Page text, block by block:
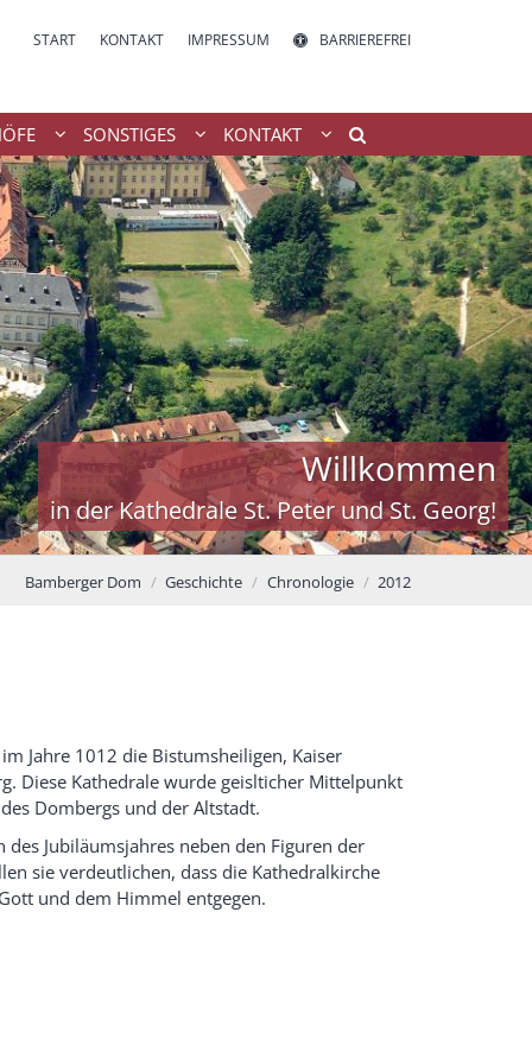
START KONTAKT IMPRESSUM BARRIEREFREI
SONSTIGES KONTAKT
Willkommen
in der Kathedrale St. Peter und St. Georg!
Bamberger Dom Geschichte Chronologie 2012
Jahre 1012 die Bistumsheiligen, Kaiser
Diese Kathedrale wurde geislticher Mittelpunkt
Dombergs und der Altstadt.
Jubiläumsjahres neben den Figuren der
sie verdeutlichen, dass die Kathedralkirche
und dem Himmel entgegen.